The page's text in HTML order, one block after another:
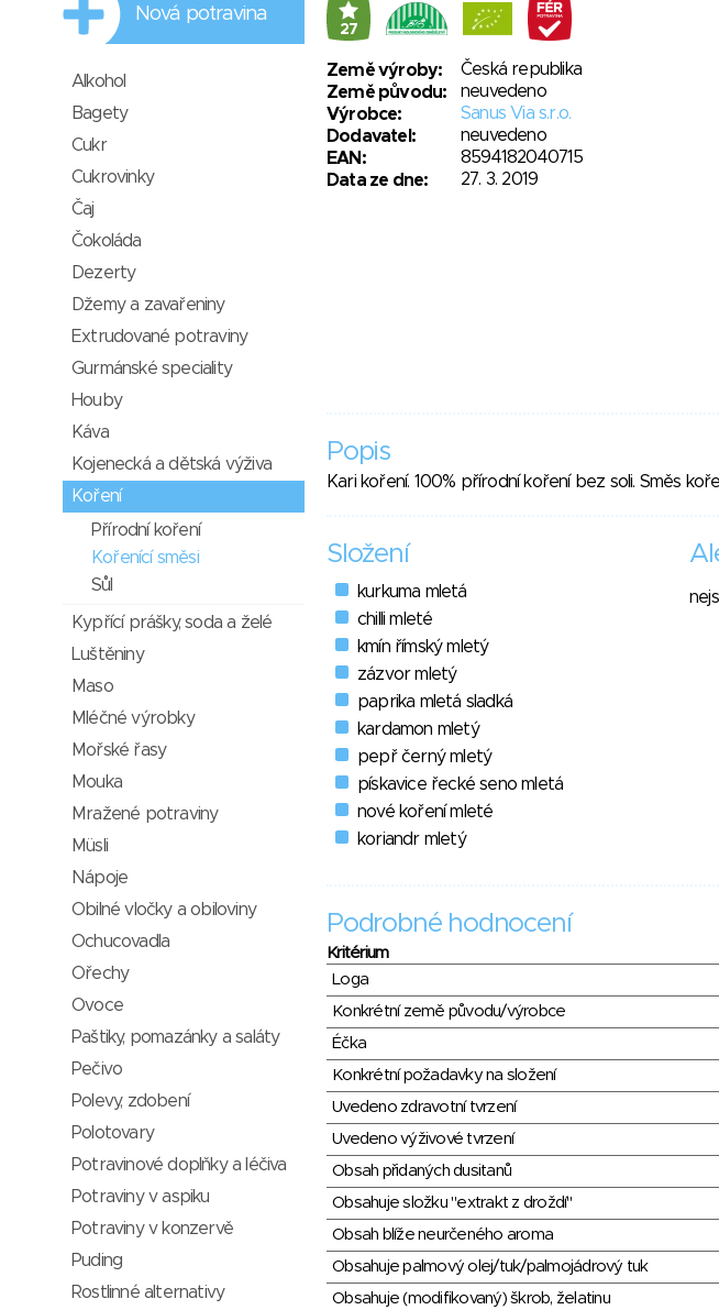
27
Země výroby:
Česká republika
Země původu:
neuvedeno
Výrobce:
Sanus Via s.r.o.
Dodavatel:
neuvedeno
EAN:
8594182040715
Data ze dne:
27. 3. 2019
Popis
Kari koření. 100% přírodní koření bez soli. Směs
Složení
kurkuma mletá
chilli mleté
kmín římský mletý
zázvor mletý
paprika mletá sladká
kardamon mletý
pepř černý mletý
pískavice řecké seno mletá
nové koření mleté
koriandr mletý
Podrobné hodnocení
Kritérium
Loga
Konkrétní země původu/výrobce
Éčka
Konkrétní požadavky na složení
Uvedeno zdravotní tvrzení
Uvedeno výživové tvrzení
Obsah přidaných dusitanů
Obsahuje složku "extrakt z droždí"
Obsah blíže neurčeného aroma
Obsahuje palmový olej/tuk/palmojádrový tuk
Obsahuje (modifikovaný) škrob, želatinu
Nová potravina
Alkohol
Bagety
Cukr
Cukrovinky
Čaj
Čokoláda
Dezerty
Džemy a zavařeniny
Extrudované potraviny
Gurmánské speciality
Houby
Káva
Kojenecká a dětská výživa
Koření
Přírodní koření
Kořenící směsi
Sůl
Kypřící prášky, soda a želé
Luštěniny
Maso
Mléčné výrobky
Mořské řasy
Mouka
Mražené potraviny
Müsli
Nápoje
Obilné vločky a obiloviny
Ochucovadla
Ořechy
Ovoce
Paštiky, pomazánky a saláty
Pečivo
Polevy, zdobení
Polotovary
Potravinové doplňky a léčiva
Potraviny v aspiku
Potraviny v konzervě
Puding
Rostlinné alternativy